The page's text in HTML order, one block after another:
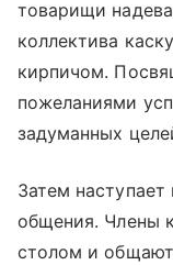
товарищи
коллектива
кирпичом.
пожеланиями
задуманных
Затем
общения. Члены
столом и